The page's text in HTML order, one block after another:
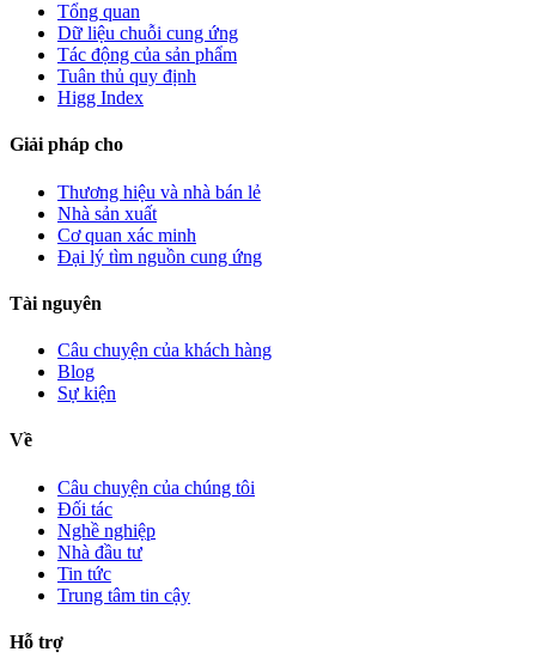
Tổng quan
Dữ liệu chuỗi cung ứng
Tác động của sản phẩm
Tuân thủ quy định
Higg Index
Giải pháp cho
Thương hiệu và nhà bán lẻ
Nhà sản xuất
Cơ quan xác minh
Đại lý tìm nguồn cung ứng
Tài nguyên
Câu chuyện của khách hàng
Blog
Sự kiện
Về
Câu chuyện của chúng tôi
Đối tác
Nghề nghiệp
Nhà đầu tư
Tin tức
Trung tâm tin cậy
Hỗ trợ